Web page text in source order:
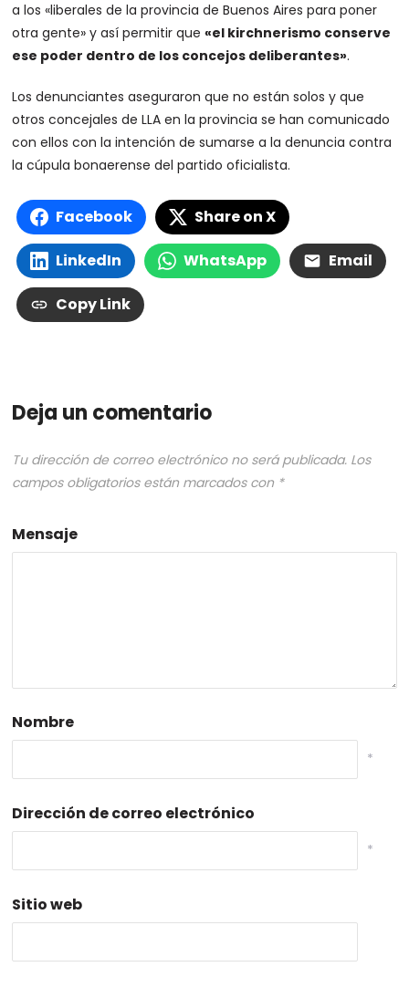
a los «liberales de la provincia de Buenos Aires para poner
otra gente» y así permitir que«el kirchnerismo conserve
ese poder dentro de los concejos deliberantes».
Los denunciantes aseguraron que no están solos y que
otros concejales de LLA en la provincia se han comunicado
con ellos con la intención de sumarse a la denuncia contra
la cúpula bonaerense del partido oficialista.
Facebook Share on X
LinkedIn WhatsApp Email
Copy Link
Deja un comentario
Tu dirección de correo electrónico no será publicada. Los
campos obligatorios están marcados con *
Mensaje
Nombre
*
Dirección de correo electrónico
*
Sitio web